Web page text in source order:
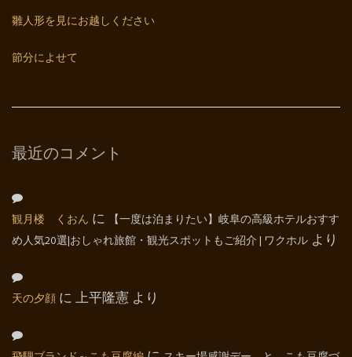
雛人形を見にお越しください
節分によせて
最近のコメント
観月楼 くおん に
【一度は泊まりたい】岐阜の高級ホテルおすす
め人気20選|おしゃれ旅館・観光スポットもご紹介 | ワクホル より
天の夕顔 に 上平隆憲 より